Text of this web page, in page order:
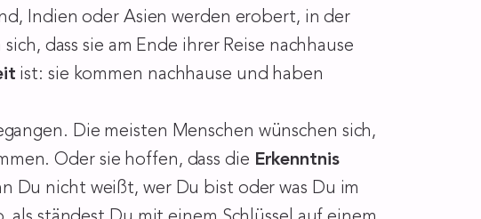
Indien oder Asien werden erobert, in der
dass sie am Ende ihrer Reise nachhause
ist: sie kommen nachhause und haben
Die meisten Menschen wünschen sich,
Oder sie hoffen, dass die Erkenntnis
Du nicht weißt, wer Du bist oder was Du im